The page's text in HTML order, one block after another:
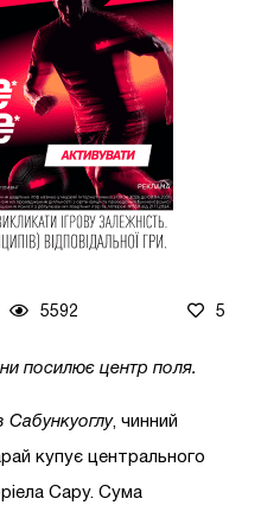
5592 5
посилює центр поля.
Сабункуоглу, чинний
купує центрального
Сару. Сума